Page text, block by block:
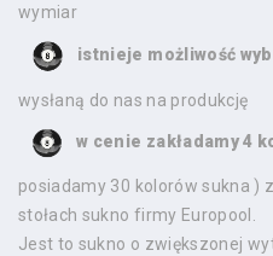
wymiar
istnieje możliwość
wysłaną do nas na produkcję
w cenie zakładamy 4
posiadamy 30 kolorów sukna )
stołach sukno firmy Europool.
Jest to sukno o zwiększonej